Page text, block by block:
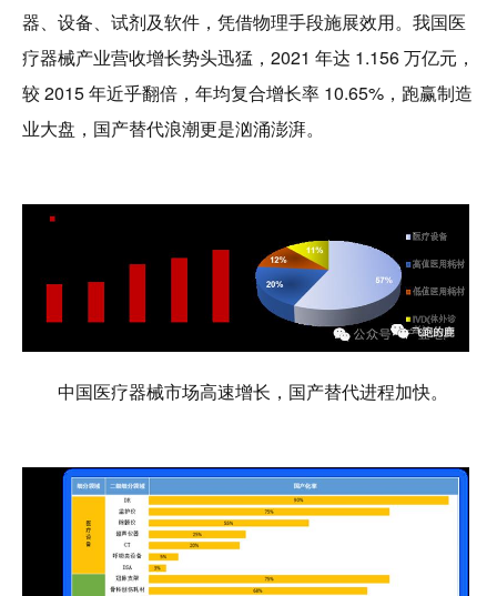
器、设备、试剂及软件，凭借物理手段施展效用。我国医
疗器械产业营收增长势头迅猛，2021 年达 1.156 万亿元，
较 2015 年近乎翻倍，年均复合增长率 10.65%，跑赢制造
业大盘，国产替代浪潮更是汹涌澎湃。
中国医疗器械市场高速增长，国产替代进程加快。